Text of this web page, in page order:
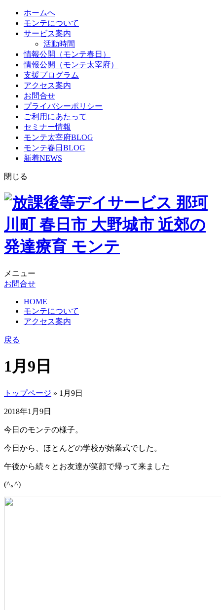
ホームへ
モンテについて
サービス案内
活動時間
情報公開（モンテ春日）
情報公開（モンテ太宰府）
支援プログラム
アクセス案内
お問合せ
プライバシーポリシー
ご利用にあたって
セミナー情報
モンテ太宰府BLOG
モンテ春日BLOG
新着NEWS
閉じる
メニュー
お問合せ
HOME
モンテについて
アクセス案内
戻る
1月9日
トップページ » 1月9日
2018年1月9日
今日のモンテの様子。
今日から、ほとんどの学校が始業式でした。
午後から続々とお友達が笑顔で帰って来ました
(^｡^)